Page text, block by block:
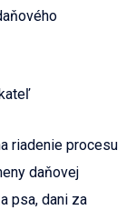
riadenie procesu
daňovej
psa, dani za